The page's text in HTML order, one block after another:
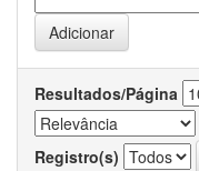
Resultados/Página
Registro(s)